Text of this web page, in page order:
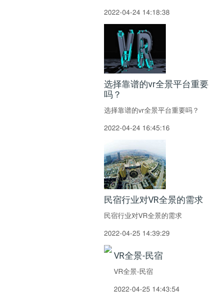
2022-04-24 14:18:38
选择靠谱的vr全景平台重要
吗？
选择靠谱的vr全景平台重要吗？
2022-04-24 16:45:16
民宿行业对VR全景的需求
民宿行业对VR全景的需求
2022-04-25 14:39:29
VR全景-民宿
VR全景-民宿
2022-04-25 14:43:54